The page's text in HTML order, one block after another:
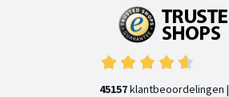
45157klantbeoordelingen |